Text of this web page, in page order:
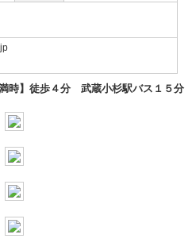
時】徒歩４分 武蔵小杉駅バス１５分